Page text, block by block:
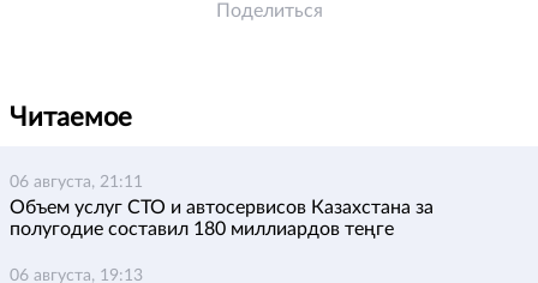
Поделиться
Читаемое
06 августа, 21:11
Объем услуг СТО и автосервисов Казахстана за
полугодие составил 180 миллиардов теңге
06 августа, 19:13